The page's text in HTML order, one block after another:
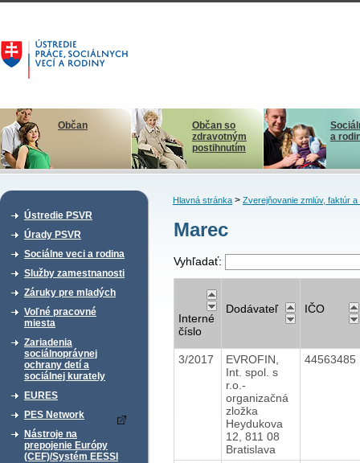
Občan
Občan so
zdravotným
postihnutím
a
Ústredie PSVR
Úrady PSVR
Sociálne veci a rodina
Služby zamestnanosti
Záruky pre mladých
Voľné pracovné
miesta
Zariadenia
sociálnoprávnej
ochrany detí a
sociálnej kurately
EURES
PES Network
Nástroje na
prepojenie Európy
(CEF)/Systém EESSI
Hlavná stránka> Zverejňovanie zmlúv, faktúr a
Marec
Vyhľadať:
Interné
číslo
Dodávateľ IČO
3/2017
EVROFIN,
Int. spol. s
r.o.-
organizačná
zložka
Heydukova
12, 811 08
Bratislava
44563485